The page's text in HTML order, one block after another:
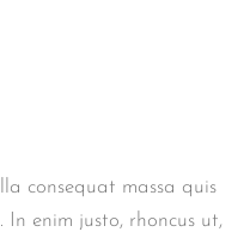
consequat massa quis
enim justo, rhoncus ut,